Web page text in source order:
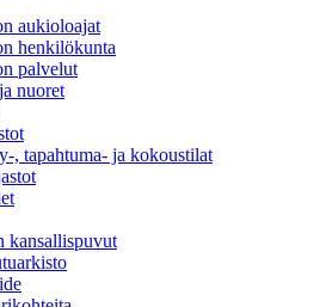
aukioloajat
henkilökunta
palvelut
nuoret
, tapahtuma- ja kokoustilat
kansallispuvut